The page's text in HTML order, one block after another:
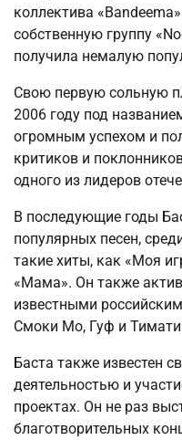
коллектива
собственную группу
получила немалую
Свою первую сольную
2006 году под
огромным успехом и
критиков и
одного из лидеров
В последующие годы
популярных песен,
такие хиты, как «Моя
«Мама». Он также
известными
Смоки Мо, Гуф и
Баста также известен
деятельностью и
проектах. Он не раз
благотворительных